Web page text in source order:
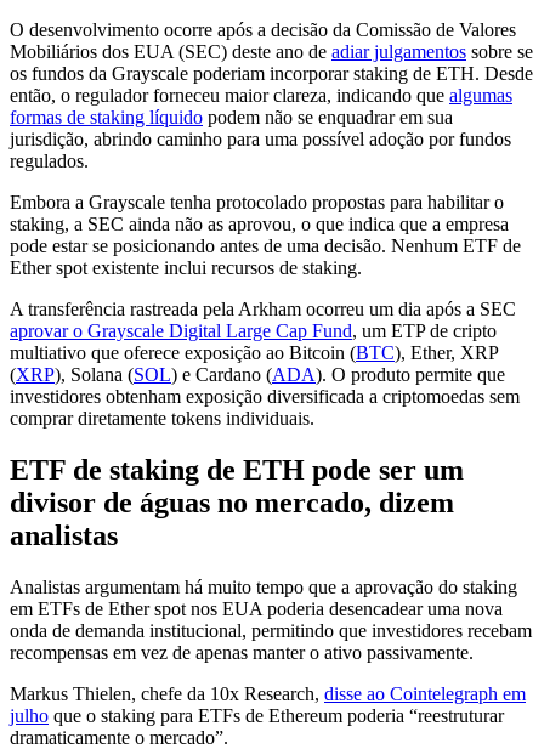
O desenvolvimento ocorre após a decisão da Comissão de Valores
Mobiliários dos EUA (SEC) deste ano de adiar julgamentos sobre se
os fundos da Grayscale poderiam incorporar staking de ETH. Desde
então, o regulador forneceu maior clareza, indicando que algumas
formas de staking líquido podem não se enquadrar em sua
jurisdição, abrindo caminho para uma possível adoção por fundos
regulados.
Embora a Grayscale tenha protocolado propostas para habilitar o
staking, a SEC ainda não as aprovou, o que indica que a empresa
pode estar se posicionando antes de uma decisão. Nenhum ETF de
Ether spot existente inclui recursos de staking.
A transferência rastreada pela Arkham ocorreu um dia após a SEC
aprovar o Grayscale Digital Large Cap Fund, um ETP de cripto
multiativo que oferece exposição ao Bitcoin (BTC), Ether, XRP
(XRP), Solana (SOL) e Cardano (ADA). O produto permite que
investidores obtenham exposição diversificada a criptomoedas sem
comprar diretamente tokens individuais.
ETF de staking de ETH pode ser um
divisor de águas no mercado, dizem
analistas
Analistas argumentam há muito tempo que a aprovação do staking
em ETFs de Ether spot nos EUA poderia desencadear uma nova
onda de demanda institucional, permitindo que investidores recebam
recompensas em vez de apenas manter o ativo passivamente.
Markus Thielen, chefe da 10x Research, disse ao Cointelegraph em
julho que o staking para ETFs de Ethereum poderia “reestruturar
dramaticamente o mercado”.